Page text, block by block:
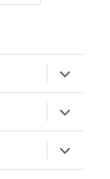
öffnen
öffnen
öffnen